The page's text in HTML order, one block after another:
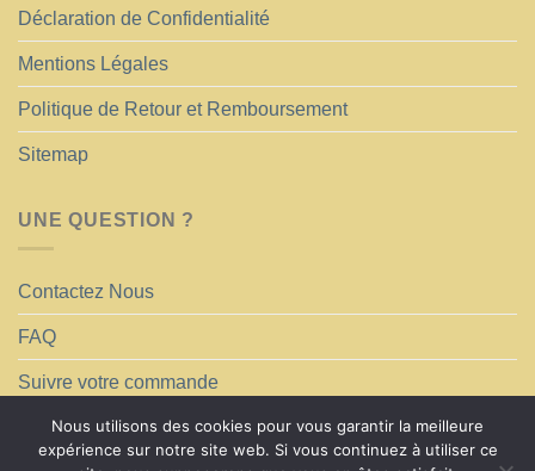
Déclaration de Confidentialité
Mentions Légales
Politique de Retour et Remboursement
Sitemap
UNE QUESTION ?
Contactez Nous
FAQ
Suivre votre commande
Nous utilisons des cookies pour vous garantir la meilleure
expérience sur notre site web. Si vous continuez à utiliser ce